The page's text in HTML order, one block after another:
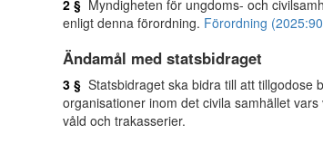
2 § Myndigheten för ungdoms- och
enligt denna förordning. Förordning
Ändamål med statsbidraget
3 § Statsbidraget ska bidra till att tillgodose
organisationer inom det civila samhället
våld och trakasserier.